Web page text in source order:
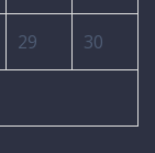
29 30